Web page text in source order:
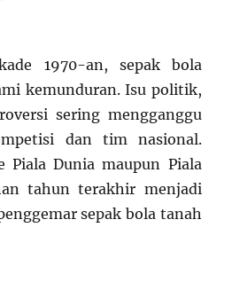
1970-an, sepak bola
kemunduran. Isu politik,
sering mengganggu
dan tim nasional.
Piala Dunia maupun Piala
tahun terakhir menjadi
sepak bola tanah